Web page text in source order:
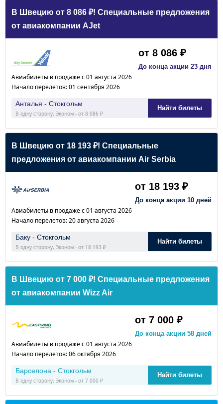
В Швецию от 8 086 ₽! Специальные предложения
от авиакомпании AJet
от 8 086 ₽
До конца акции 23 дня
Авиабилеты в продаже с 01 августа 2026
Начало перелетов: 01 сентября 2026
Анталья - Стокгольм
В одну сторону, Эконом - от 8 086 ₽
Найти билеты
В Швецию от 18 193 ₽! Специальные
предложения от авиакомпании Air Serbia
от 18 193 ₽
До конца акции 10 дней
Авиабилеты в продаже с 01 августа 2026
Начало перелетов: 20 августа 2026
Баку - Стокгольм
В одну сторону, Эконом - от 18 193 ₽
Найти билеты
В Швецию от 7 000 ₽! Специальные предложения
от авиакомпании Wizz Air
от 7 000 ₽
До конца акции 58 дней
Авиабилеты в продаже с 01 августа 2026
Начало перелетов: 06 октября 2026
Барселона - Стокгольм
В одну сторону, Эконом - от 7 000 ₽
Найти билеты